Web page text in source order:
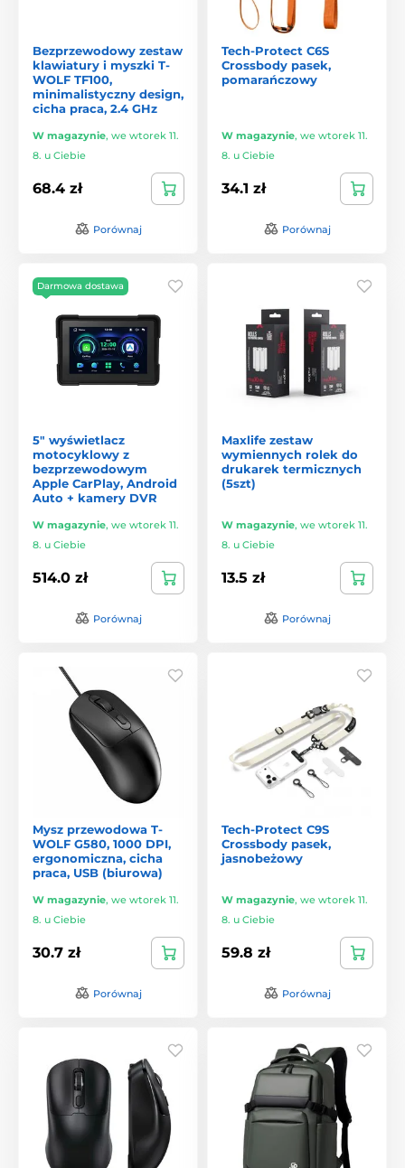
Bezprzewodowy zestaw
klawiatury i myszki T-
WOLF TF100,
minimalistyczny design,
cicha praca, 2.4 GHz
W magazynie, we wtorek 11.
8. u Ciebie
68.4 zł
Porównaj
Tech-Protect C6S
Crossbody pasek,
pomarańczowy
W magazynie, we wtorek 11.
8. u Ciebie
34.1 zł
Porównaj
Darmowa dostawa
5" wyświetlacz
motocyklowy z
bezprzewodowym
Apple CarPlay, Android
Auto + kamery DVR
W magazynie, we wtorek 11.
8. u Ciebie
514.0 zł
Porównaj
Maxlife zestaw
wymiennych rolek do
drukarek termicznych
(5szt)
W magazynie, we wtorek 11.
8. u Ciebie
13.5 zł
Porównaj
Mysz przewodowa T-
WOLF G580, 1000 DPI,
ergonomiczna, cicha
praca, USB (biurowa)
W magazynie, we wtorek 11.
8. u Ciebie
30.7 zł
Porównaj
Tech-Protect C9S
Crossbody pasek,
jasnobeżowy
W magazynie, we wtorek 11.
8. u Ciebie
59.8 zł
Porównaj